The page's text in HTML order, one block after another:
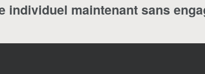
individuel maintenant sans